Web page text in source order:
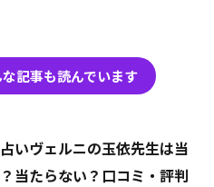
記事も読んでいます
いヴェルニの玉依先生は当
当たらない？口コミ・評判